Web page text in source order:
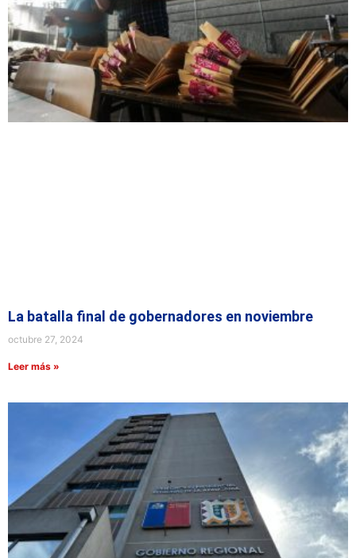
La batalla final de gobernadores en noviembre
octubre 27, 2024
Leer más »